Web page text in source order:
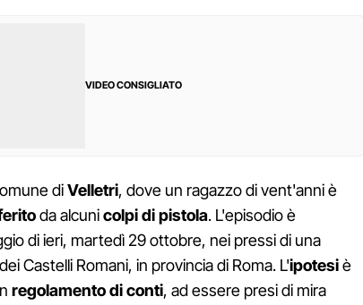
VIDEO CONSIGLIATO
diVelletri, dove un ragazzo di vent'anni è
da alcunicolpi di pistola. L'episodio è
di ieri, martedì 29 ottobre, nei pressi di una
Castelli Romani, in provincia di Roma. L'ipotesiè
regolamento di conti, ad essere presi di mira